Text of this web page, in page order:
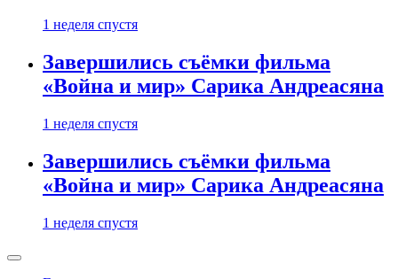
1 неделя спустя
Завершились съёмки фильма
«Война и мир» Сарика Андреасяна
1 неделя спустя
Завершились съёмки фильма
«Война и мир» Сарика Андреасяна
1 неделя спустя